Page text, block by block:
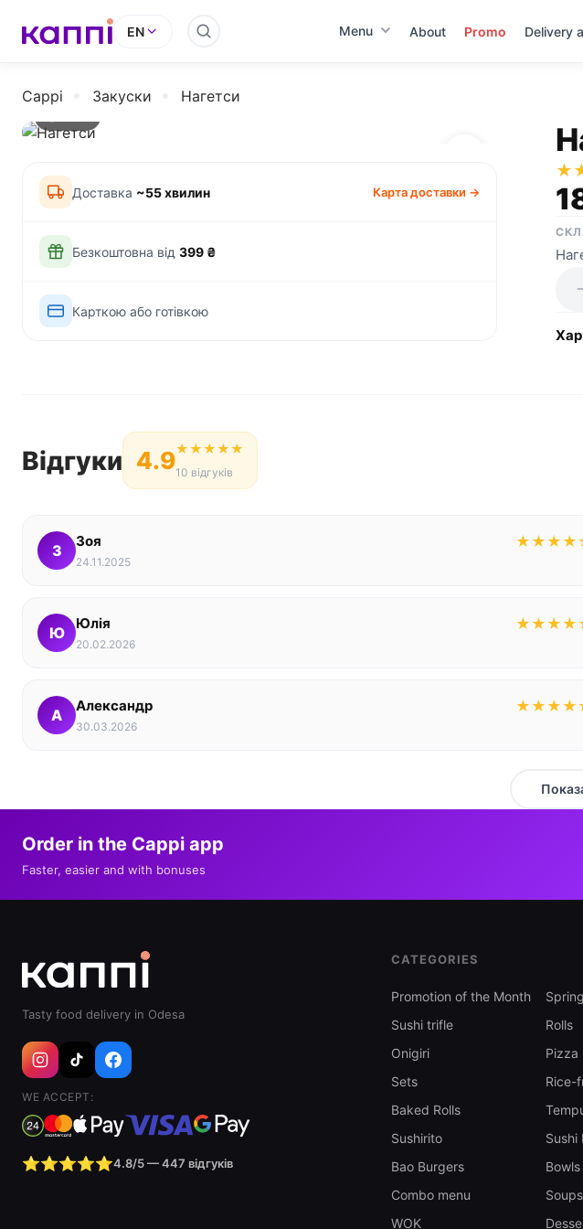
EN Menu About Promo Delivery
Cappi Закуски Нагетси
Доставка ~55 хвилин Карта доставки →
Безкоштовна від 399 ₴
Карткою або готівкою
★
Відгуки 4.9★★★★★
10 відгуків
З
Зоя ★ ★ ★ ★
24.11.2025
Ю
Юлія ★ ★ ★ ★
20.02.2026
А
Александр ★ ★ ★ ★
30.03.2026
Order in the Cappi app
Faster, easier and with bonuses
Tasty food delivery in Odesa
WE ACCEPT:
⭐⭐⭐⭐⭐4.8/5 — 447 відгуків
CATEGORIES
Promotion of the Month
Sushi trifle
Rolls
Onigiri
Pizza
Sets
Rice-
Baked Rolls
Sushirito
Sushi
Bao Burgers
Bowls
Combo menu
Soups
WOK